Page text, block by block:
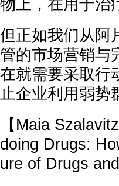
物上，在用于治
但正如我们从阿
管的市场营销与
在就需要采取行
止企业利用弱势
【Maia
doing Drugs:
ure of Drugs